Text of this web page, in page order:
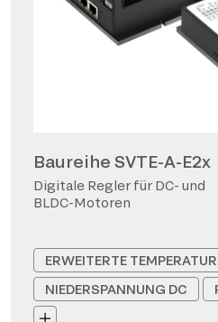
Baureihe SVTE-A-E2x
Digitale Regler für DC- und
BLDC-Motoren
ERWEITERTE
NIEDERSPANNUNG DC